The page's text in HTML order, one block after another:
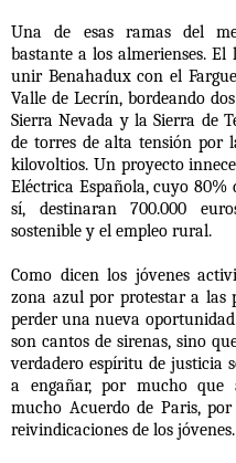
Una de esas ramas del
bastante a los almerienses.
unir Benahadux con el
Valle de Lecrín, bordeando
Sierra Nevada y la Sierra de
de torres de alta tensión por
kilovoltios. Un proyecto
Eléctrica Española, cuyo 80%
sí, destinaran 700.000
sostenible y el empleo rural.
Como dicen los jóvenes
zona azul por protestar a las
perder una nueva
son cantos de sirenas, sino
verdadero espíritu de justicia
a engañar, por mucho que
mucho Acuerdo de Paris,
reivindicaciones de los jóvenes.